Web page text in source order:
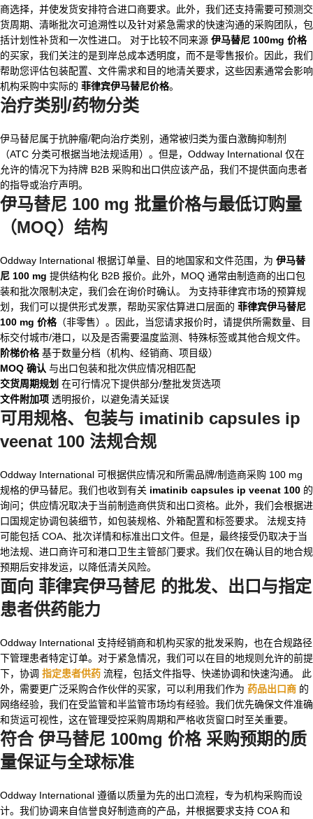
商选择，并使发货安排符合进口商要求。此外，我们还支持需要可预测交
货周期、清晰批次可追溯性以及针对紧急需求的快速沟通的采购团队，包
括计划性补货和一次性进口。 对于比较不同来源 伊马替尼 100mg 价格
的买家，我们关注的是到岸总成本透明度，而不是零售报价。因此，我们
帮助您评估包装配置、文件需求和目的地清关要求，这些因素通常会影响
机构采购中实际的 菲律宾伊马替尼价格。
治疗类别/药物分类
伊马替尼属于抗肿瘤/靶向治疗类别，通常被归类为蛋白激酶抑制剂
（ATC 分类可根据当地法规适用）。但是，Oddway International 仅在
允许的情况下为持牌 B2B 采购和出口供应该产品，我们不提供面向患者
的指导或治疗声明。
伊马替尼 100 mg 批量价格与最低订购量
（MOQ）结构
Oddway International 根据订单量、目的地国家和文件范围，为 伊马替
尼 100 mg 提供结构化 B2B 报价。此外，MOQ 通常由制造商的出口包
装和批次限制决定，我们会在询价时确认。 为支持菲律宾市场的预算规
划，我们可以提供形式发票，帮助买家估算进口层面的 菲律宾伊马替尼
100 mg 价格（非零售）。因此，当您请求报价时，请提供所需数量、目
标交付城市/港口，以及是否需要温度监测、特殊标签或其他合规文件。
阶梯价格基于数量分档（机构、经销商、项目级）
MOQ 确认 与出口包装和批次供应情况相匹配
交货周期规划 在可行情况下提供部分/整批发货选项
文件附加项 透明报价，以避免清关延误
可用规格、包装与 imatinib capsules ip
veenat 100 法规合规
Oddway International 可根据供应情况和所需品牌/制造商采购 100 mg
规格的伊马替尼。我们也收到有关 imatinib capsules ip veenat 100 的
询问；供应情况取决于当前制造商供货和出口资格。此外，我们会根据进
口国规定协调包装细节，如包装规格、外箱配置和标签要求。 法规支持
可能包括 COA、批次详情和标准出口文件。但是，最终接受仍取决于当
地法规、进口商许可和港口卫生主管部门要求。我们仅在确认目的地合规
预期后安排发运，以降低清关风险。
面向 菲律宾伊马替尼 的批发、出口与指定
患者供药能力
Oddway International 支持经销商和机构买家的批发采购，也在合规路径
下管理患者特定订单。对于紧急情况，我们可以在目的地规则允许的前提
下，协调 指定患者供药 流程，包括文件指导、快递协调和快速沟通。 此
外，需要更广泛采购合作伙伴的买家，可以利用我们作为 药品出口商 的
网络经验，我们在受监管和半监管市场均有经验。我们优先确保文件准确
和货运可视性，这在管理受控采购周期和严格收货窗口时至关重要。
符合 伊马替尼 100mg 价格采购预期的质
量保证与全球标准
Oddway International 遵循以质量为先的出口流程，专为机构采购而设
计。我们协调来自信誉良好制造商的产品，并根据要求支持 COA 和